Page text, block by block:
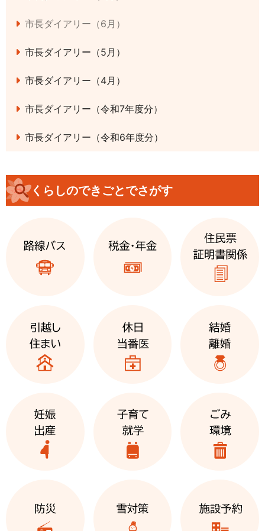
市長ダイアリー（6月）
市長ダイアリー（5月）
市長ダイアリー（4月）
市長ダイアリー（令和7年度分）
市長ダイアリー（令和6年度分）
くらしのできごとでさがす